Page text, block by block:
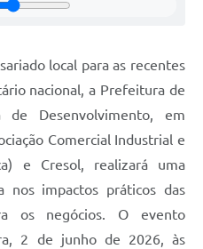
local para as recentes
nacional, a Prefeitura de
de Desenvolvimento, em
Comercial Industrial e
e Cresol, realizará uma
nos impactos práticos das
os negócios. O evento
2 de junho de 2026, às